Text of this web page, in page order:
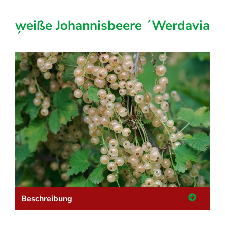
weiße Johannisbeere ´Werdavia
´
Beschreibung